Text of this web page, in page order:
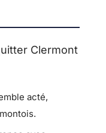
Clermont
acté,